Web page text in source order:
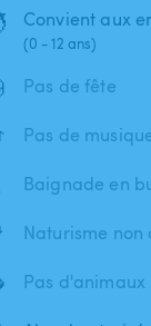
Convient aux
(0 - 12 ans)
Pas de fête
Pas de
Baignade en
Naturisme non
Pas d'animaux